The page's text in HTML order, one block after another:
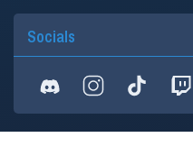
Socials